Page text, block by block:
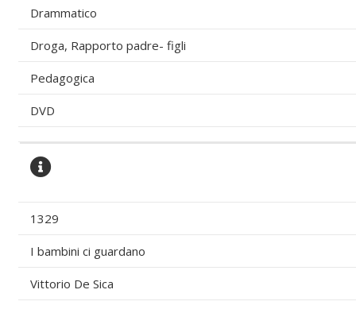
Drammatico
Droga, Rapporto padre- figli
Pedagogica
DVD
1329
I bambini ci guardano
Vittorio De Sica